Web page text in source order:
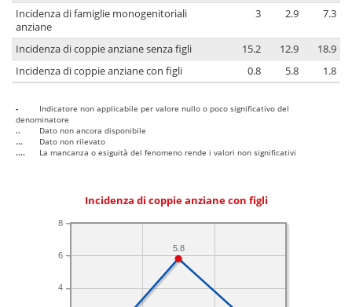
Incidenza di famiglie monogenitoriali
anziane
3 2.9 7.3
Incidenza di coppie anziane senza figli 15.2 12.9
18.9
Incidenza di coppie anziane con figli
0.8 5.8 1.8
-
Indicatore non applicabile per valore nullo o poco significativo del
denominatore
..
Dato non ancora disponibile
...
Dato non rilevato
....
La mancanza o esiguità del fenomeno rende i valori non significativi
Incidenza di coppie anziane con figli
4
6
8
5.8